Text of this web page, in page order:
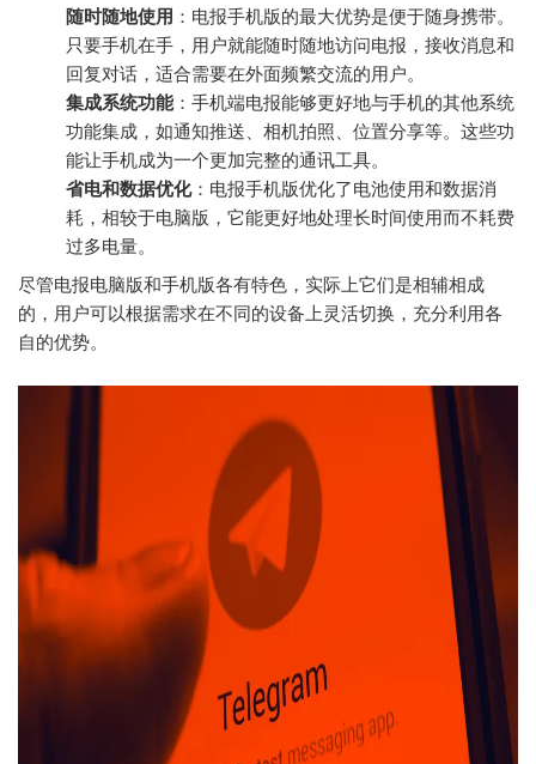
随时随地使用 ：电报手机版的最大优势是便于随身携带。
只要手机在手，用户就能随时随地访问电报，接收消息和
回复对话，适合需要在外面频繁交流的用户。
集成系统功能：手机端电报能够更好地与手机的其他系统
功能集成，如通知推送、相机拍照、位置分享等。这些功
能让手机成为一个更加完整的通讯工具。
省电和数据优化：电报手机版优化了电池使用和数据消
耗，相较于电脑版，它能更好地处理长时间使用而不耗费
过多电量。
尽管电报电脑版和手机版各有特色，实际上它们是相辅相成
的，用户可以根据需求在不同的设备上灵活切换，充分利用各
自的优势。